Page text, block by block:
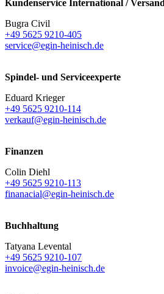
Kundenservice International / Versand
Bugra Civil
+49 5625 9210-405
service@egin-heinisch.de
Spindel- und Serviceexperte
Eduard Krieger
+49 5625 9210-114
verkauf@egin-heinisch.de
Finanzen
Colin Diehl
+49 5625 9210-113
finanacial@egin-heinisch.de
Buchhaltung
Tatyana Levental
+49 5625 9210-107
invoice@egin-heinisch.de